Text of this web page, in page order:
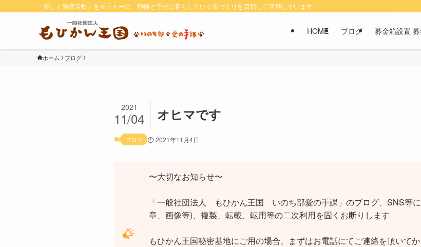
「楽しく愛護活動」をモットーに、動物と幸せに暮らしていく街づくりを目指して活動しています
HOME ブログ 募金箱設置
ホーム ブログ
オヒマです
2021
11/04
ブログ 2021年11月4日
〜大切なお知らせ〜
「一般社団法人 もひかん王国 いのち部愛の手課」のブログ、SNS等
章、画像等)、複製、転載、転用等の二次利用を固くお断りします
もひかん王国秘密基地にご用の場合、まずはお電話にてご連絡を頂いて